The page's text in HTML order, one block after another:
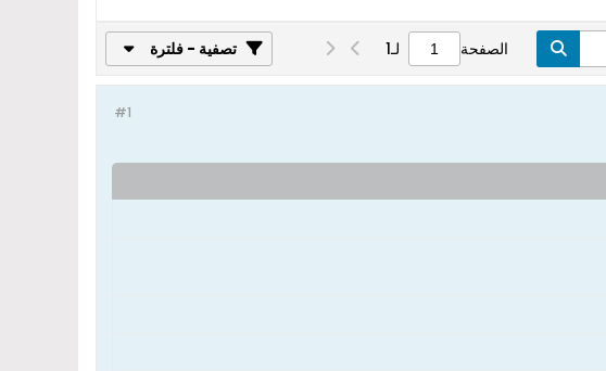
الصفحة لـ1 تصفية - فلترة
#1